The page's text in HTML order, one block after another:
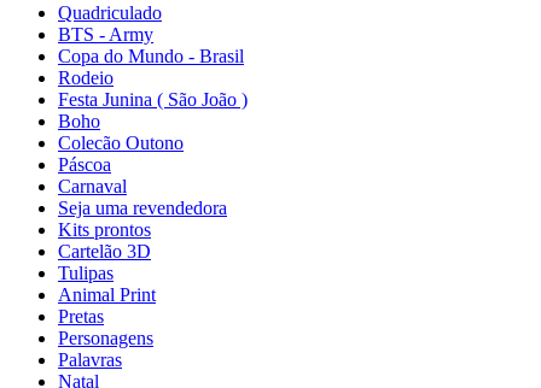
Quadriculado
BTS - Army
Copa do Mundo - Brasil
Rodeio
Festa Junina ( São João )
Boho
Colecão Outono
Páscoa
Carnaval
Seja uma revendedora
Kits prontos
Cartelão 3D
Tulipas
Animal Print
Pretas
Personagens
Palavras
Natal